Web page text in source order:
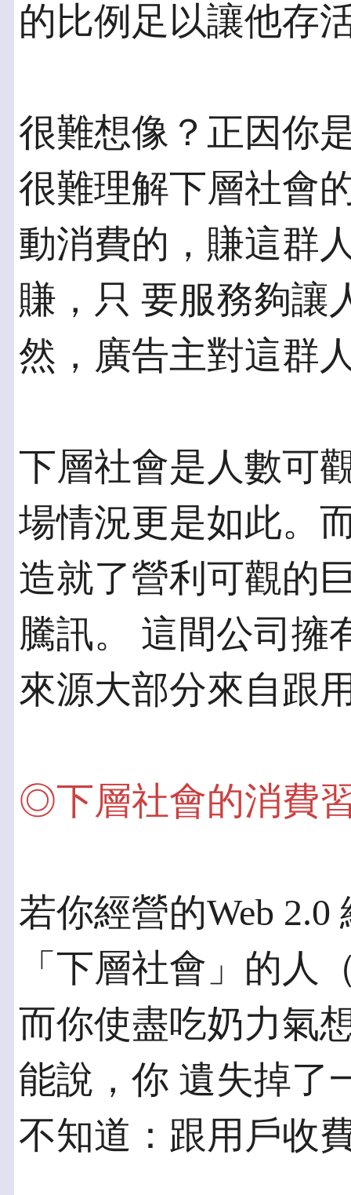
的比例足以讓他存
很難想像？正因你
很難理解下層社會
動消費的，賺這群
賺，只 要服務夠讓
然，廣告主對這群
下層社會是人數可
場情況更是如此。
造就了營利可觀的
騰訊。 這間公司擁
來源大部分來自跟
◎下層社會的消費
若你經營的Web
「下層社會」的人
而你使盡吃奶力氣
能說，你 遺失掉了
不知道：跟用戶收